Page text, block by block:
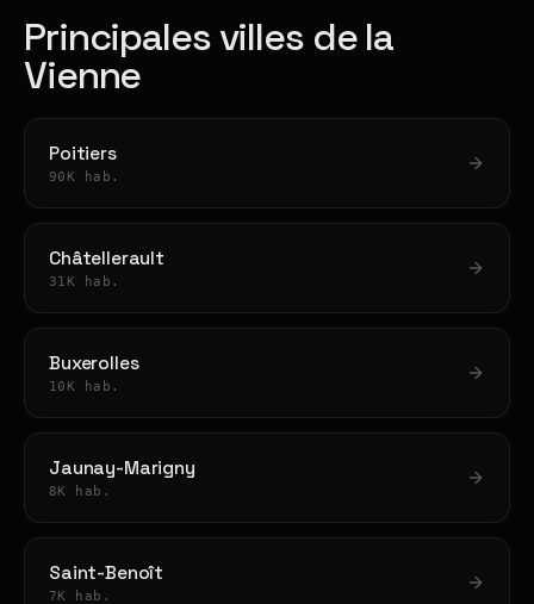
Principales villes de la
Vienne
Poitiers
90K hab.
Châtellerault
31K hab.
Buxerolles
10K hab.
Jaunay-Marigny
8K hab.
Saint-Benoît
7K hab.